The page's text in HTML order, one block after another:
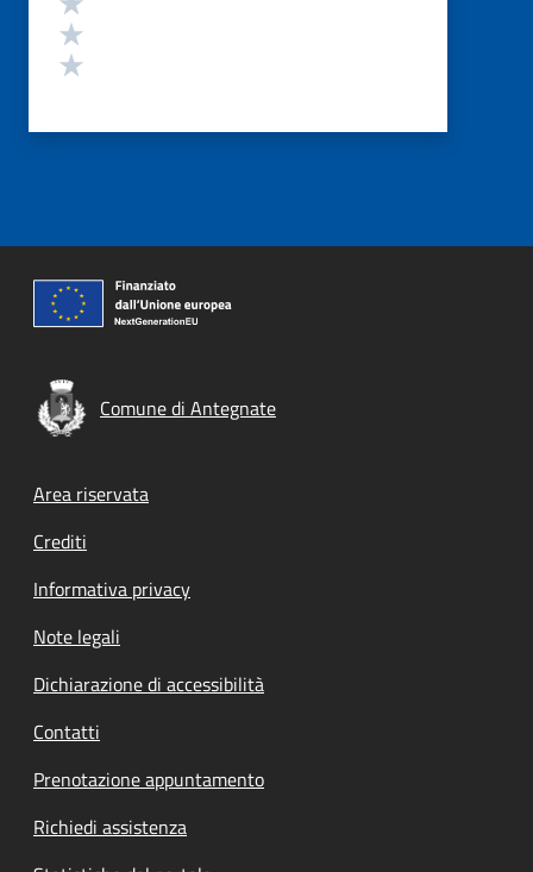
Comune di Antegnate
Footer menu
Area riservata
Crediti
Informativa privacy
Note legali
Dichiarazione di accessibilità
Contatti
Prenotazione appuntamento
Richiedi assistenza